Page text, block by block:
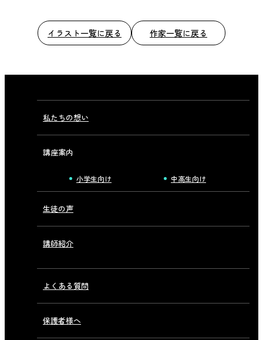
イラスト一覧に戻る 作家一覧に戻る
私たちの想い
講座案内
小学生向け 中高生向け
生徒の声
講師紹介
よくある質問
保護者様へ